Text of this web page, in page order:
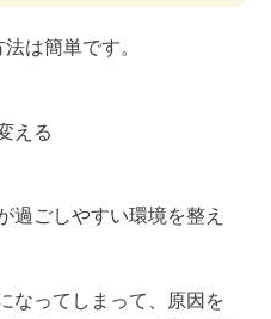
は簡単です。
える
過ごしやすい環境を整え
なってしまって、原因を